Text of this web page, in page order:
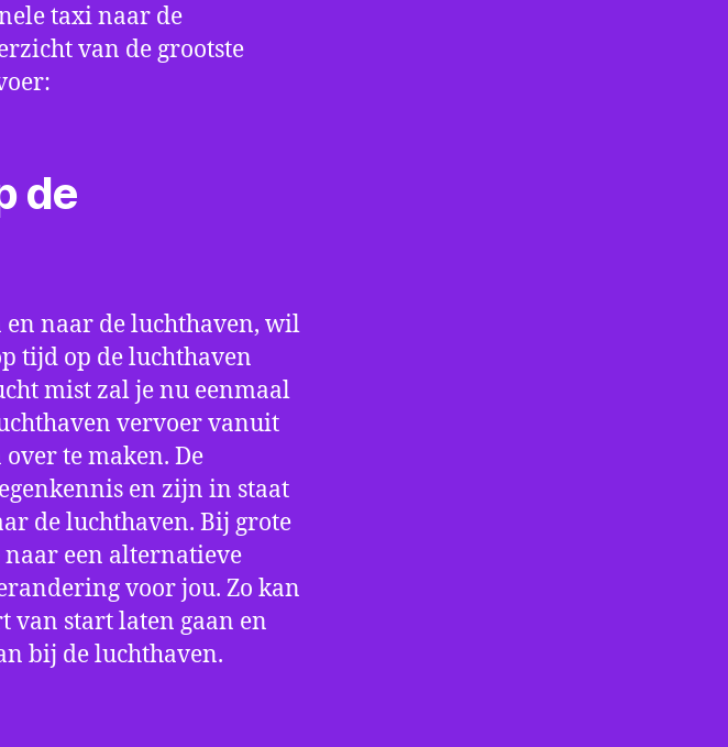
taxi naar de
van de grootste
de
en naar de luchthaven, wil
tijd op de luchthaven
mist zal je nu eenmaal
vervoer vanuit
te maken. De
en zijn in staat
de luchthaven. Bij grote
een alternatieve
voor jou. Zo kan
van start laten gaan en
bij de luchthaven.